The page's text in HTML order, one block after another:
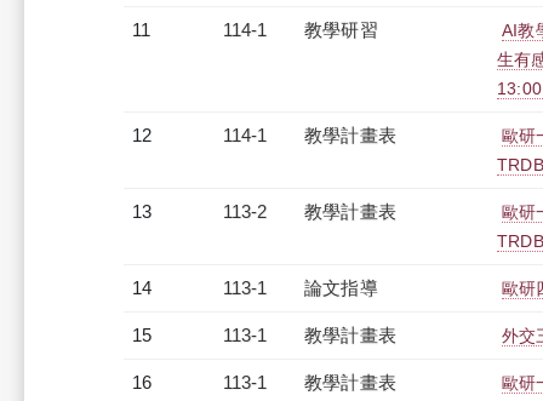
11 114-1 教學研習
AI教
生有
12 114-1 教學計畫表
歐研
13 113-2 教學計畫表
歐研
14 113-1 論文指導 歐研
15 113-1 教學計畫表 外交
16 113-1 教學計畫表
歐研